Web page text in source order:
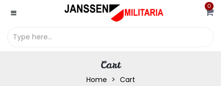
0
Cart
Home Cart